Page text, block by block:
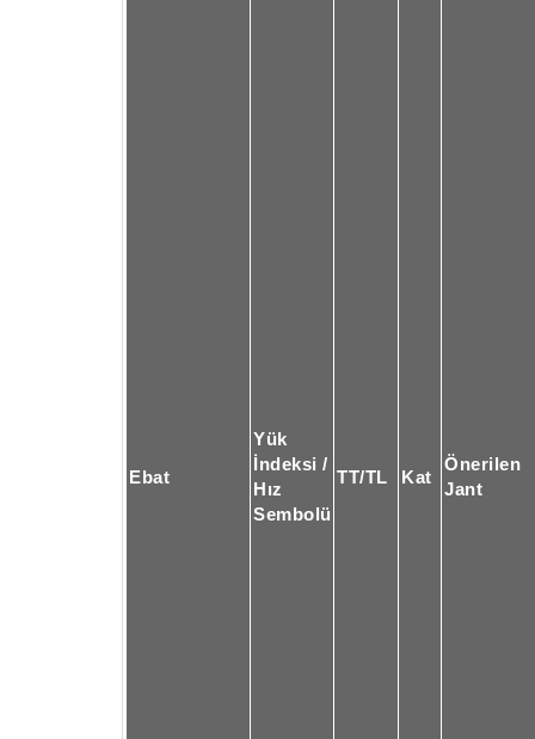
Ebat
Yük
İndeksi /
Hız
Sembolü
TT/TL Kat
Önerilen
Jant